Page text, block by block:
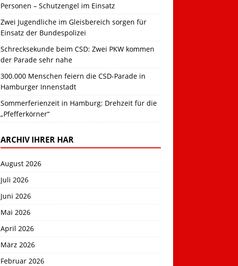
Personen – Schutzengel im Einsatz
Zwei Jugendliche im Gleisbereich sorgen für
Einsatz der Bundespolizei
Schrecksekunde beim CSD: Zwei PKW kommen
der Parade sehr nahe
300.000 Menschen feiern die CSD-Parade in
Hamburger Innenstadt
Sommerferienzeit in Hamburg: Drehzeit für die
„Pfefferkörner“
ARCHIV IHRER HAR
August 2026
Juli 2026
Juni 2026
Mai 2026
April 2026
März 2026
Februar 2026